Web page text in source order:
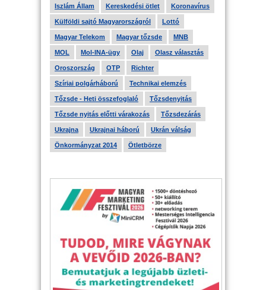
Iszlám Állam Kereskedési ötlet Koronavírus
Külföldi sajtó Magyarországról Lottó
Magyar Telekom Magyar tőzsde MNB
MOL Mol-INA-ügy Olaj Olasz választás
Oroszország OTP Richter
Szíriai polgárháború Technikai elemzés
Tőzsde - Heti összefoglaló Tőzsdenyitás
Tőzsde nyitás előtti várakozás Tőzsdezárás
Ukrajna Ukrajnai háború Ukrán válság
Önkormányzat 2014 Ötletbörze